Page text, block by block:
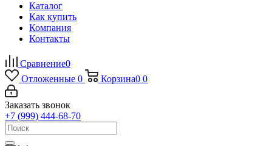
Каталог
Как купить
Компания
Контакты
Сравнение0
Отложенные 0 Корзина0 0
Заказать звонок
+7 (999) 444-68-70